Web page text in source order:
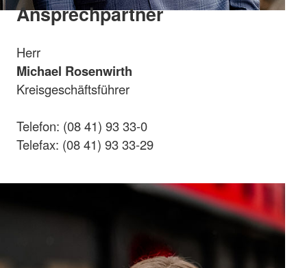
Ansprechpartner
Herr
Michael Rosenwirth
Kreisgeschäftsführer
Telefon: (08 41) 93 33-0
Telefax: (08 41) 93 33-29